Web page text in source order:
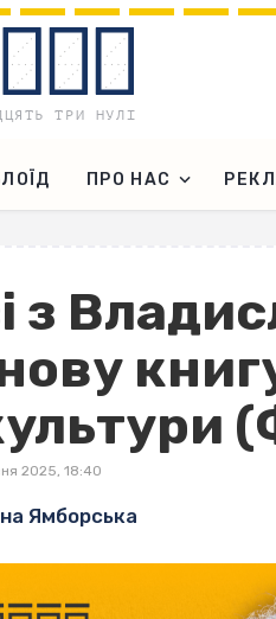
ПРО НАС
з
2025, 18:40
Ямборська